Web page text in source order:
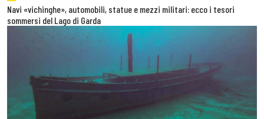
Navi «vichinghe», automobili, statue e mezzi militari: ecco i tesori
sommersi del Lago di Garda